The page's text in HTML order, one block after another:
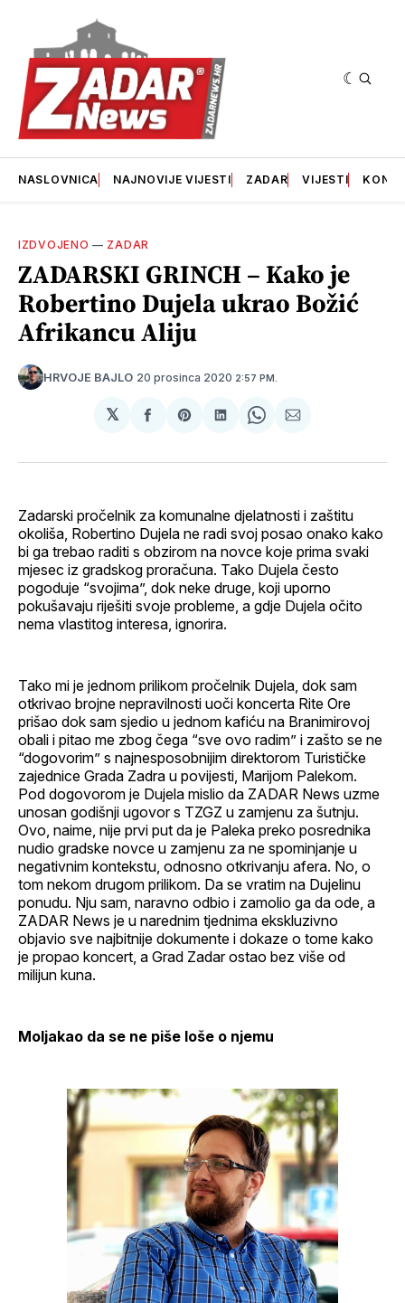
NASLOVNICA NAJNOVIJE VIJESTI ZADAR VIJESTI
IZDVOJENO — ZADAR
ZADARSKI GRINCH – Kako je
Robertino Dujela ukrao Božić
Afrikancu Aliju
HRVOJE BAJLO 20 prosinca 2020 2:57 PM.
𝕏
podijeliSharepodijeliSharepodijeli
Zadarski pročelnik za komunalne djelatnosti i zaštitu
okoliša, Robertino Dujela ne radi svoj posao onako kako
bi ga trebao raditi s obzirom na novce koje prima svaki
mjesec iz gradskog proračuna. Tako Dujela često
pogoduje “svojima”, dok neke druge, koji uporno
pokušavaju riješiti svoje probleme, a gdje Dujela očito
nema vlastitog interesa, ignorira.
Tako mi je jednom prilikom pročelnik Dujela, dok sam
otkrivao brojne nepravilnosti uoči koncerta Rite Ore
prišao dok sam sjedio u jednom kafiću na Branimirovoj
obali i pitao me zbog čega “sve ovo radim” i zašto se ne
“dogovorim” s najnesposobnijim direktorom Turističke
zajednice Grada Zadra u povijesti, Marijom Palekom.
Pod dogovorom je Dujela mislio da ZADAR News uzme
unosan godišnji ugovor s TZGZ u zamjenu za šutnju.
Ovo, naime, nije prvi put da je Paleka preko posrednika
nudio gradske novce u zamjenu za ne spominjanje u
negativnim kontekstu, odnosno otkrivanju afera. No, o
tom nekom drugom prilikom. Da se vratim na Dujelinu
ponudu. Nju sam, naravno odbio i zamolio ga da ode, a
ZADAR News je u narednim tjednima ekskluzivno
objavio sve najbitnije dokumente i dokaze o tome kako
je propao koncert, a Grad Zadar ostao bez više od
milijun kuna.
Moljakao da se ne piše loše o njemu